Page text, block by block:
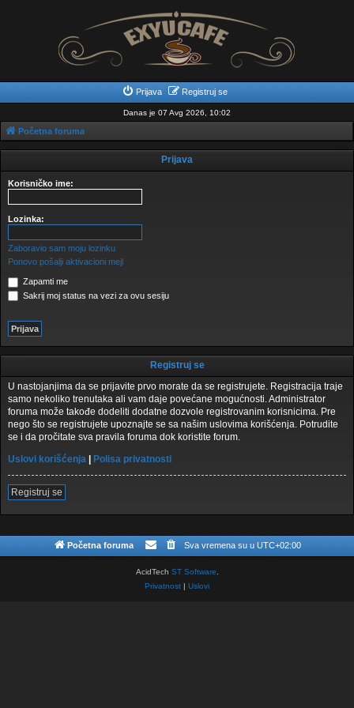
Prijava Registruj se
Danas je 07 Avg 2026, 10:02
Početna foruma
Prijava
Korisničko ime:
Lozinka:
Zaboravio sam moju lozinku
Ponovo pošalji aktivacioni mejl
Zapamti me
Sakrij moj status na vezi za ovu sesiju
Registruj se
U nastojanjima da se prijavite prvo morate da se registrujete. Registracija traje
samo nekoliko trenutaka ali vam daje povećane mogućnosti. Administrator
foruma može takođe dodeliti dodatne dozvole registrovanim korisnicima. Pre
nego što se registrujete upoznajte se sa našim uslovima korišćenja. Potrudite
se i da pročitate sva pravila foruma dok koristite forum.
Uslovi korišćenja
Polisa privatnosti
Registruj se
Početna foruma Sva vremena su u UTC+02:00
AcidTech ST Software.
Privatnost | Uslovi